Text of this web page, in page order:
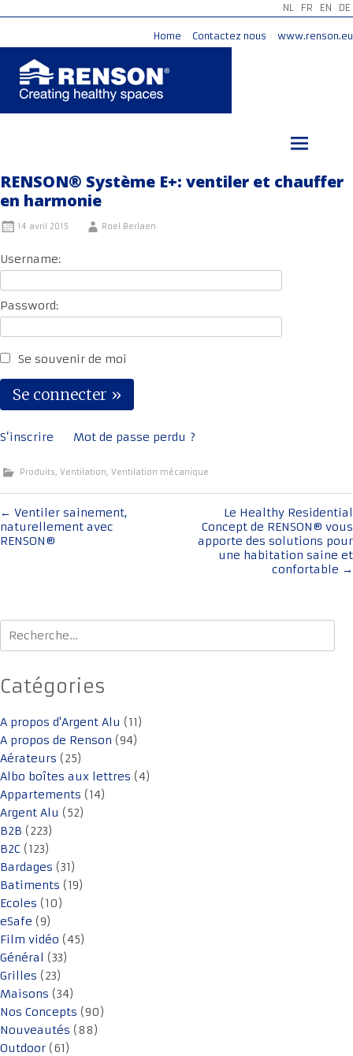
NL FR EN DE
Home Contactez nous www.renson.eu
RENSON® Système E+: ventiler et chauffer
en harmonie
14 avril 2015 Roel Berlaen
Username:
Password:
Se souvenir de moi
S’inscrire Mot de passe perdu ?
Produits, Ventilation, Ventilation mécanique
Navigation
de
← Ventiler sainement,
naturellement avec
RENSON®
Le Healthy Residential
Concept de RENSON® vous
apporte des solutions pour
une habitation saine et
confortable →
Rechercher :
Catégories
A propos d'Argent Alu (11)
A propos de Renson (94)
Aérateurs (25)
Albo boîtes aux lettres (4)
Appartements (14)
Argent Alu (52)
B2B (223)
B2C (123)
Bardages (31)
Batiments (19)
Ecoles (10)
eSafe (9)
Film vidéo (45)
Général (33)
Grilles (23)
Maisons (34)
Nos Concepts (90)
Nouveautés (88)
Outdoor (61)